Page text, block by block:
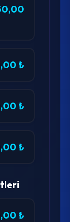
₺
₺
₺
₺